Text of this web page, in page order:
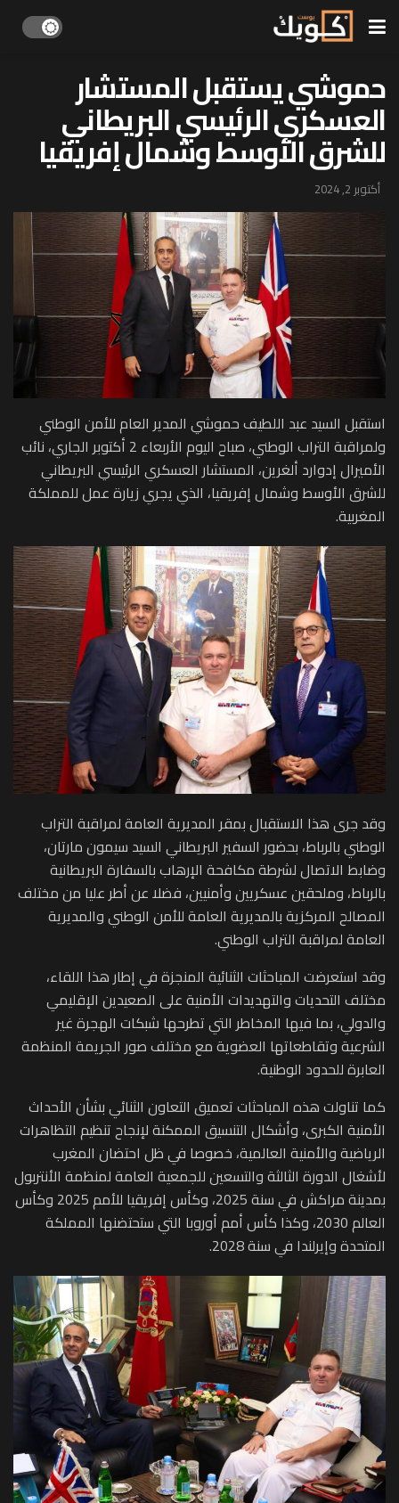
حموشي يستقبل المستشار
العسكري الرئيسي البريطاني
للشرق الأوسط وشمال إفريقيا
أكتوبر 2, 2024
استقبل السيد عبد اللطيف حموشي المدير العام للأمن الوطني
ولمراقبة التراب الوطني، صباح اليوم الأربعاء 2 أكتوبر الجاري، نائب
الأميرال إدوارد ألغرين، المستشار العسكري الرئيسي البريطاني
للشرق الأوسط وشمال إفريقيا، الذي يجري زيارة عمل للمملكة
المغربية.
وقد جرى هذا الاستقبال بمقر المديرية العامة لمراقبة التراب
الوطني بالرباط، بحضور السفير البريطاني السيد سيمون مارتان،
وضابط الاتصال لشرطة مكافحة الإرهاب بالسفارة البريطانية
بالرباط، وملحقين عسكريين وأمنيين، فضلا عن أطر عليا من مختلف
المصالح المركزية بالمديرية العامة للأمن الوطني والمديرية
العامة لمراقبة التراب الوطني.
وقد استعرضت المباحثات الثنائية المنجزة في إطار هذا اللقاء،
مختلف التحديات والتهديدات الأمنية على الصعيدين الإقليمي
والدولي، بما فيها المخاطر التي تطرحها شبكات الهجرة غير
الشرعية وتقاطعاتها العضوية مع مختلف صور الجريمة المنظمة
العابرة للحدود الوطنية.
كما تناولت هذه المباحثات تعميق التعاون الثنائي بشأن الأحداث
الأمنية الكبرى، وأشكال التنسيق الممكنة لإنجاح تنظيم التظاهرات
الرياضية والأمنية العالمية، خصوصا في ظل احتضان المغرب
لأشغال الدورة الثالثة والتسعين للجمعية العامة لمنظمة الأنتربول
بمدينة مراكش في سنة 2025، وكأس إفريقيا للأمم 2025 وكأس
العالم 2030، وكذا كأس أمم أوروبا التي ستحتضنها المملكة
المتحدة وإيرلندا في سنة 2028.